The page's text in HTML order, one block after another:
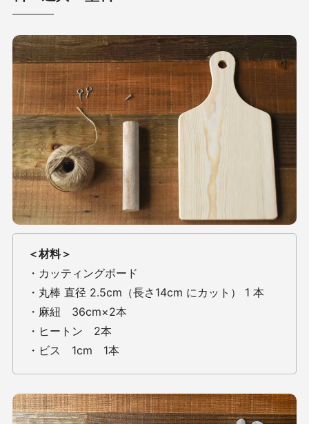
＜材料＞
・カッティングボード
・丸棒 直径 2.5cm（長さ14cm にカット） 1 本
・麻紐 36cm×2本
・ヒートン 2本
・ビス 1cm 1本